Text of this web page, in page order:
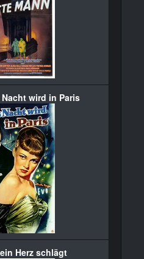
wird in Paris
Herz schlägt